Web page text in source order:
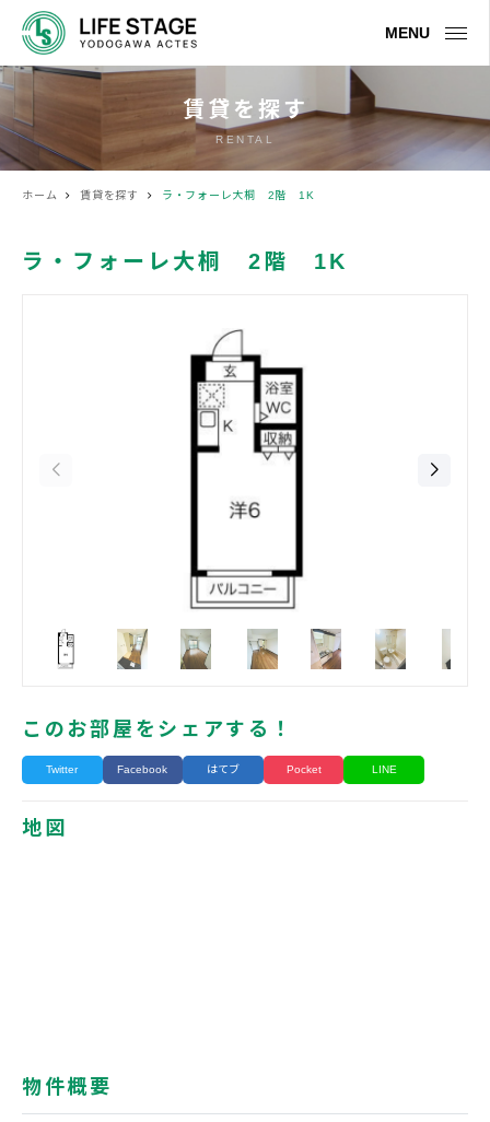
MENU
賃貸を探す
RENTAL
ホーム 賃貸を探す ラ・フォーレ大桐 2階 1K
ラ・フォーレ大桐 2階 1K
このお部屋をシェアする！
Twitter Facebook はてブ Pocket LINE
地図
物件概要